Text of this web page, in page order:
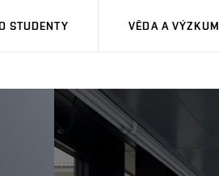
STUDENTY VĚDA A VÝZKUM